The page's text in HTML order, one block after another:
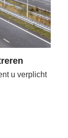
u verplicht